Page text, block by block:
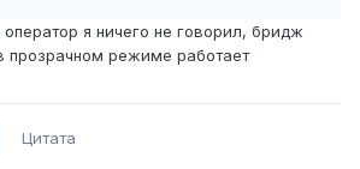
я ничего не говорил, бридж
прозрачном режиме работает
Цитата